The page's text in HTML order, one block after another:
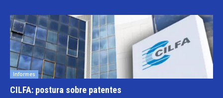
Informes
CILFA: postura sobre patentes